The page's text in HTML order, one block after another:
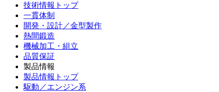
技術情報トップ
一貫体制
開発・設計／金型製作
熱間鍛造
機械加工・組立
品質保証
製品情報
製品情報トップ
駆動／エンジン系